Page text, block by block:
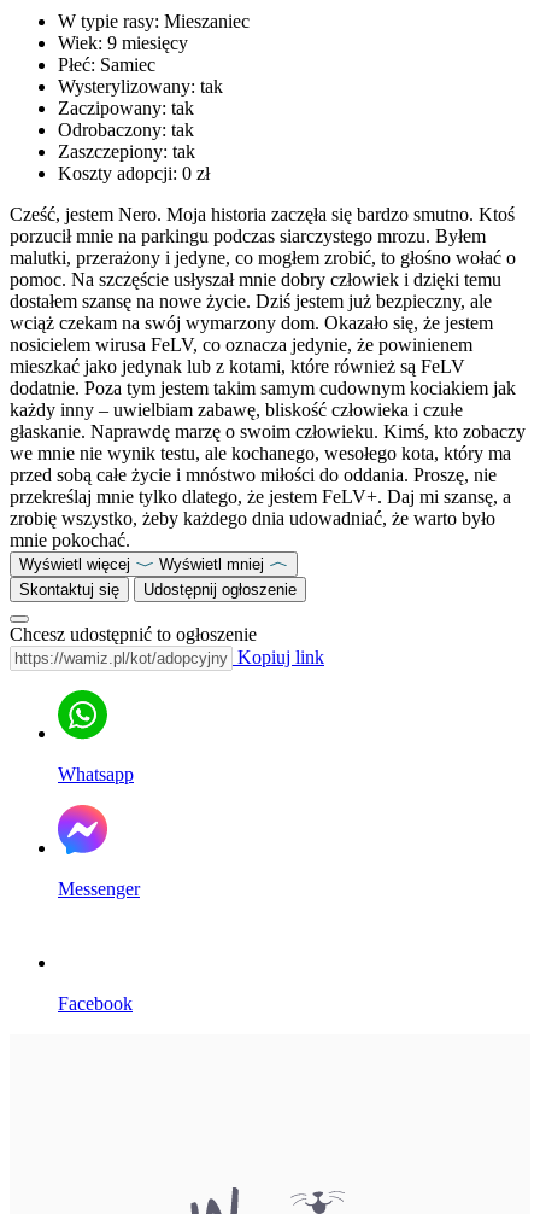
W typie rasy: Mieszaniec
Wiek: 9 miesięcy
Płeć: Samiec
Wysterylizowany: tak
Zaczipowany: tak
Odrobaczony: tak
Zaszczepiony: tak
Koszty adopcji: 0 zł
Cześć, jestem Nero. Moja historia zaczęła się bardzo smutno. Ktoś
porzucił mnie na parkingu podczas siarczystego mrozu. Byłem
malutki, przerażony i jedyne, co mogłem zrobić, to głośno wołać o
pomoc. Na szczęście usłyszał mnie dobry człowiek i dzięki temu
dostałem szansę na nowe życie. Dziś jestem już bezpieczny, ale
wciąż czekam na swój wymarzony dom. Okazało się, że jestem
nosicielem wirusa FeLV, co oznacza jedynie, że powinienem
mieszkać jako jedynak lub z kotami, które również są FeLV
dodatnie. Poza tym jestem takim samym cudownym kociakiem jak
każdy inny – uwielbiam zabawę, bliskość człowieka i czułe
głaskanie. Naprawdę marzę o swoim człowieku. Kimś, kto zobaczy
we mnie nie wynik testu, ale kochanego, wesołego kota, który ma
przed sobą całe życie i mnóstwo miłości do oddania. Proszę, nie
przekreślaj mnie tylko dlatego, że jestem FeLV+. Daj mi szansę, a
zrobię wszystko, żeby każdego dnia udowadniać, że warto było
mnie pokochać.
Wyświetl więcej
Wyświetl mniej
Skontaktuj się
Udostępnij ogłoszenie
Chcesz udostępnić to ogłoszenie
Kopiuj link
Whatsapp
Messenger
Facebook